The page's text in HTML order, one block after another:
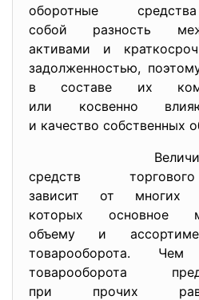
оборотные
собой разность
активами и
задолженностью,
в составе их
или косвенно
и качество собственных
Величина
средств
зависит от многих
которых основное
объему и
товарооборота.
товарооборота
при прочих